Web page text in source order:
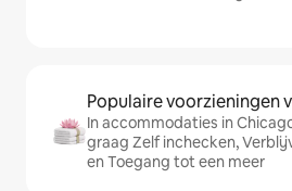
Populaire voorzieningen
In accommodaties in
graag Zelf inchecken,
en Toegang tot een meer